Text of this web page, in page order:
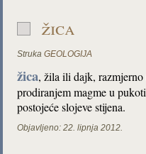
žica
Struka GEOLOGIJA
žica, žila ili dajk,
prodiranjem magme u
postojeće slojeve stijena.
Objavljeno: 22. lipnja 2012.